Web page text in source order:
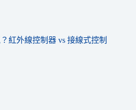
紅外線控制器 vs 接線式控制